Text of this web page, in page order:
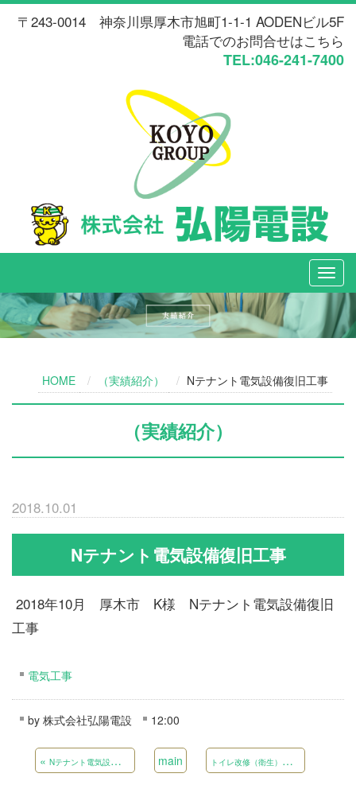
〒243-0014 神奈川県厚木市旭町1-1-1 AODENビル5F
電話でのお問合せはこちら
TEL:046-241-7400
HOME （実績紹介） Nテナント電気設備復旧工事
（実績紹介）
2018.10.01
Nテナント電気設備復旧工事
2018年10月 厚木市 K様 Nテナント電気設備復旧
工事
電気工事
by 株式会社弘陽電設 12:00
«Nテナント電気設備復旧工事 main ト
イレ改修（衛生）工事